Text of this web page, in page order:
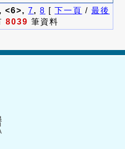
, <6>, 7, 8 [ 下一頁 / 最後
8039 筆資料